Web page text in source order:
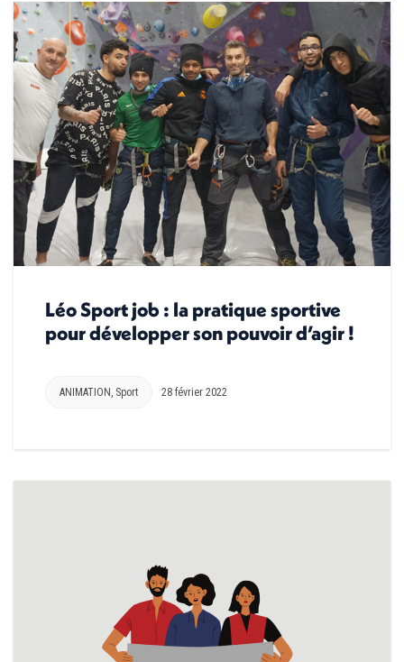
Léo Sport job : la pratique sportive
pour développer son pouvoir d’agir !
ANIMATION Sport 28 février 2022